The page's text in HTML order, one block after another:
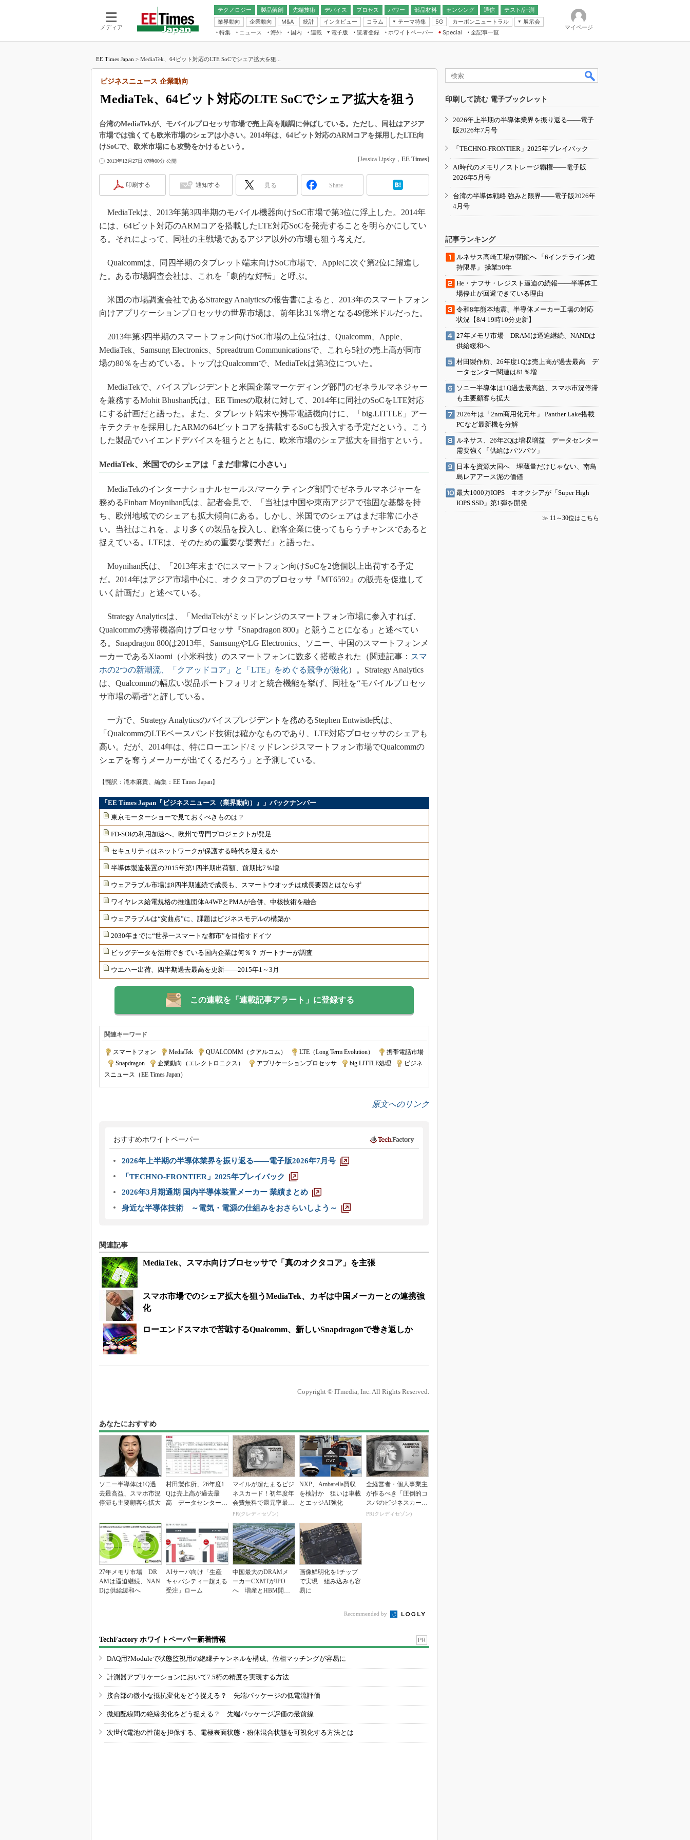
メディア
テクノロジー 製品解剖
先端技術
電池／エネルギー
デバイス
アナログ
マイコン
プロセス パワー 部品材料 センシング
通信
無線
テスト/計測
業界動向
企業動向 M&A 統計 インタビュー コラム
テーマ特集
フィジカルAI
読者調査（EE Times Research）
IoT
エレクトロニクス入門（EDN
5G カーボンニュートラル
展示会
IoT・エッジコンピューティング
EXPO
TECHNO-FRONTIER
人とくるま展
特集 ニュース 海外 国内
連載
福田昭のデバイス通信
大山聡の業界スコープ
リタイア直前エンジニアの社会人大
学漂流記
この10年で起こったこと、次の10年
製品分解で探るアジアの新トレンド
光伝送技術を知る
改革、執念の180日
イノベーションは日本を救うのか
IHSアナリスト「未来展望」
電子版
電子ブックレット
読者登録 ホワイトペーパー
Special
全記事一覧
マイページ
EE Times Japan > MediaTek、64ビット対応のLTE SoCでシェア拡大を狙...
MediaTek、64ビット対応のLTE SoCでシェア拡大を狙う
ビジネスニュース 企業動向
台湾のMediaTekが、モバイルプロセッサ市場で売上高を順調に伸ばしている。ただし、同社はアジア
市場では強くても欧米市場のシェアは小さい。2014年は、64ビット対応のARMコアを採用したLTE向
けSoCで、欧米市場にも攻勢をかけるという。
2013年12月27日 07時00分 公開 [Jessica Lipsky， EE Times]
印刷する 通知する 見る Share
MediaTekは、2013年第3四半期のモバイル機器向けSoC市場で第3位に浮上した。2014年
には、64ビット対応のARMコアを搭載したLTE対応SoCを発売することを明らかにしてい
る。それによって、同社の主戦場であるアジア以外の市場も狙う考えだ。
Qualcommは、同四半期のタブレット端末向けSoC市場で、Appleに次ぐ第2位に躍進し
た。ある市場調査会社は、これを「劇的な好転」と呼ぶ。
米国の市場調査会社であるStrategy Analyticsの報告書によると、2013年のスマートフォン
向けアプリケーションプロセッサの世界市場は、前年比31％増となる49億米ドルだった。
2013年第3四半期のスマートフォン向けSoC市場の上位5社は、Qualcomm、Apple、
MediaTek、Samsung Electronics、Spreadtrum Communicationsで、これら5社の売上高が同市
場の80％を占めている。トップはQualcommで、MediaTekは第3位についた。
MediaTekで、バイスプレジデントと米国企業マーケディング部門のゼネラルマネジャー
を兼務するMohit Bhushan氏は、EE Timesの取材に対して、2014年に同社のSoCをLTE対応
にする計画だと語った。また、タブレット端末や携帯電話機向けに、「big.LITTLE」アー
キテクチャを採用したARMの64ビットコアを搭載するSoCも投入する予定だという。こう
した製品でハイエンドデバイスを狙うとともに、欧米市場のシェア拡大を目指すという。
MediaTek、米国でのシェアは「まだ非常に小さい」
MediaTekのインターナショナルセールス/マーケティング部門でゼネラルマネジャーを
務めるFinbarr Moynihan氏は、記者会見で、「当社は中国や東南アジアで強固な基盤を持
ち、欧州地域でのシェアも拡大傾向にある。しかし、米国でのシェアはまだ非常に小さ
い。当社はこれを、より多くの製品を投入し、顧客企業に使ってもらうチャンスであると
捉えている。LTEは、そのための重要な要素だ」と語った。
Moynihan氏は、「2013年末までにスマートフォン向けSoCを2億個以上出荷する予定
だ。2014年はアジア市場中心に、オクタコアのプロセッサ『MT6592』の販売を促進して
いく計画だ」と述べている。
Strategy Analyticsは、「MediaTekがミッドレンジのスマートフォン市場に参入すれば、
Qualcommの携帯機器向けプロセッサ『Snapdragon 800』と競うことになる」と述べてい
る。Snapdragon 800は2013年、SamsungやLG Electronics、ソニー、中国のスマートフォンメ
ーカーであるXiaomi（小米科技）のスマートフォンに数多く搭載された（関連記事： スマ
ホの2つの新潮流、「クアッドコア」と「LTE」をめぐる競争が激化）。Strategy Analytics
は、Qualcommの幅広い製品ポートフォリオと統合機能を挙げ、同社を“モバイルプロセッ
サ市場の覇者”と評している。
一方で、Strategy Analyticsのバイスプレジデントを務めるStephen Entwistle氏は、
「QualcommのLTEベースバンド技術は確かなものであり、LTE対応プロセッサのシェアも
高い。だが、2014年は、特にローエンド/ミッドレンジスマートフォン市場でQualcommの
シェアを奪うメーカーが出てくるだろう」と予測している。
【翻訳：滝本麻貴、編集：EE Times Japan】
「EE Times Japan『ビジネスニュース（業界動向）』」バックナンバー
東京モーターショーで見ておくべきものは？
FD-SOIの利用加速へ、欧州で専門プロジェクトが発足
セキュリティはネットワークが保護する時代を迎えるか
半導体製造装置の2015年第1四半期出荷額、前期比7％増
ウェアラブル市場は8四半期連続で成長も、スマートウオッチは成長要因とはならず
ワイヤレス給電規格の推進団体A4WPとPMAが合併、中核技術を融合
ウェアラブルは“変曲点”に、課題はビジネスモデルの構築か
2030年までに“世界一スマートな都市”を目指すドイツ
ビッグデータを活用できている国内企業は何％？ ガートナーが調査
ウエハー出荷、四半期過去最高を更新――2015年1～3月
この連載を「連載記事アラート」に登録する
関連キーワード
スマートフォン MediaTek QUALCOMM（クアルコム） LTE（Long Term Evolution）
携帯電話市場
Snapdragon 企業動向（エレクトロニクス） アプリケーションプロセッサ big.LITTLE処理
ビジネ
スニュース（EE Times Japan）
原文へのリンク
おすすめホワイトペーパー
2026年上半期の半導体業界を振り返る――電子版2026年7月号
「TECHNO-FRONTIER」2025年プレイバック
2026年3月期通期 国内半導体装置メーカー 業績まとめ
身近な半導体技術 ～電気・電源の仕組みをおさらいしよう～
関連記事
MediaTek、スマホ向けプロセッサで「真のオクタコア」を主張
スマホ市場でのシェア拡大を狙うMediaTek、カギは中国メーカーとの連携強
化
ローエンドスマホで苦戦するQualcomm、新しいSnapdragonで巻き返しか
Copyright © ITmedia, Inc. All Rights Reserved.
あなたにおすすめ
ソニー半導体は1Q過
去最高益、スマホ市況
停滞も主要顧客ら拡大
村田製作所、26年度1
Qは売上高が過去最
高 データセンター関
マイルが超たまるビジ
ネスカード！初年度年
会費無料で還元率最大
1.125%
PR(クレディセゾン)
NXP、Ambarella買収
を検討か 狙いは車載
とエッジAI強化
全経営者・個人事業主
が作るべき「圧倒的コ
スパのビジネスカー
ド」
PR(クレディセゾン)
27年メモリ市場 DR
AMは逼迫継続、NAN
Dは供給緩和へ
AIサーバ向け「生産
キャパシティー超える
受注」ローム
中国最大のDRAMメ
ーカーCXMTがIPO
へ 増産とHBM開発
画像鮮明化を1チップ
で実現 組み込みも容
易に
Recommended by
TechFactory ホワイトペーパー新着情報 PR
DAQ用?Moduleで状態監視用の絶縁チャンネルを構成、位相マッチングが容易に
計測器アプリケーションにおいて7.5桁の精度を実現する方法
接合部の微小な抵抗変化をどう捉える？ 先端パッケージの低電流評価
微細配線間の絶縁劣化をどう捉える？ 先端パッケージ評価の最前線
次世代電池の性能を担保する、電極表面状態・粉体混合状態を可視化する方法とは
印刷して読む 電子ブックレット
2026年上半期の半導体業界を振り返る――電子
版2026年7月号
「TECHNO-FRONTIER」2025年プレイバック
AI時代のメモリ／ストレージ覇権――電子版
2026年5月号
台湾の半導体戦略 強みと限界――電子版2026年
4月号
記事ランキング
ルネサス高崎工場が閉鎖へ 「6インチライン維
持限界」 操業50年
He・ナフサ・レジスト逼迫の続報――半導体工
場停止が回避できている理由
令和8年熊本地震、半導体メーカー工場の対応
状況【8/4 19時10分更新】
27年メモリ市場 DRAMは逼迫継続、NANDは
供給緩和へ
村田製作所、26年度1Qは売上高が過去最高 デ
ータセンター関連は81％増
ソニー半導体は1Q過去最高益、スマホ市況停滞
も主要顧客ら拡大
2026年は「2nm商用化元年」 Panther Lake搭載
PCなど最新機を分解
ルネサス、26年2Qは増収増益 データセンター
需要強く「供給はパツパツ」
日本を資源大国へ 埋蔵量だけじゃない、南鳥
島レアアース泥の価値
最大1000万IOPS キオクシアが「Super High
IOPS SSD」第1弾を開発
≫ 11～30位はこちら